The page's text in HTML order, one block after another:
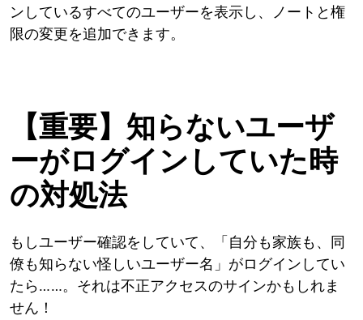
ンしているすべてのユーザーを表示し、ノートと権
限の変更を追加できます。
【重要】知らないユーザ
ーがログインしていた時
の対処法
もしユーザー確認をしていて、「自分も家族も、同
僚も知らない怪しいユーザー名」がログインしてい
たら……。それは不正アクセスのサインかもしれま
せん！